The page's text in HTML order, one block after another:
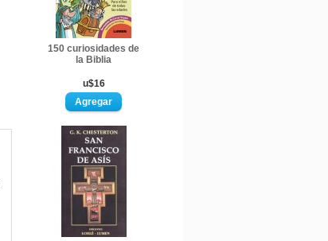
150 curiosidades de
la Biblia
u$16